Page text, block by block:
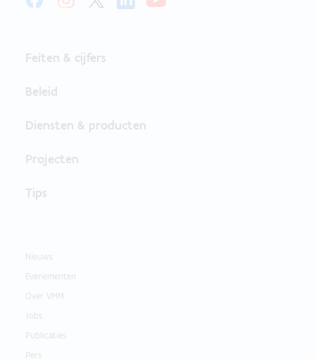
Feiten & cijfers
Beleid
Diensten & producten
Projecten
Tips
Nieuws
Evenementen
Over VMM
Jobs
Publicaties
Pers